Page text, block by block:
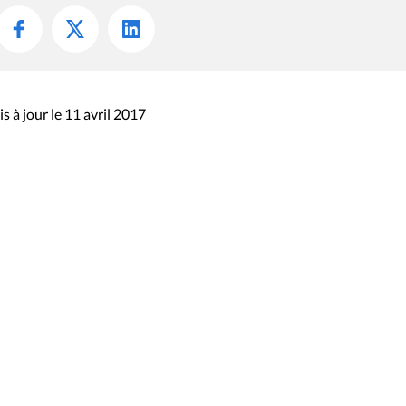
à jour le 11 avril 2017